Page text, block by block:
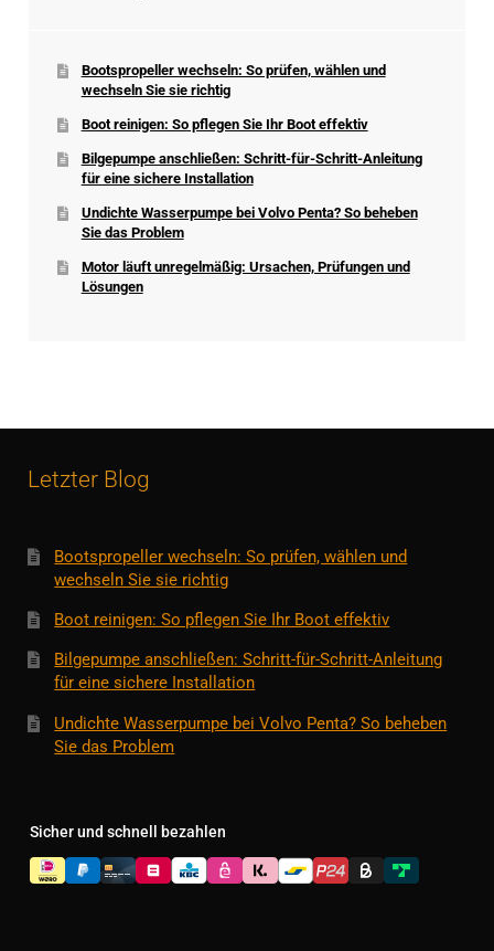
Bootspropeller wechseln: So prüfen, wählen und
wechseln Sie sie richtig
Boot reinigen: So pflegen Sie Ihr Boot effektiv
Bilgepumpe anschließen: Schritt-für-Schritt-Anleitung
für eine sichere Installation
Undichte Wasserpumpe bei Volvo Penta? So beheben
Sie das Problem
Motor läuft unregelmäßig: Ursachen, Prüfungen und
Lösungen
Letzter Blog
Bootspropeller wechseln: So prüfen, wählen und
wechseln Sie sie richtig
Boot reinigen: So pflegen Sie Ihr Boot effektiv
Bilgepumpe anschließen: Schritt-für-Schritt-Anleitung
für eine sichere Installation
Undichte Wasserpumpe bei Volvo Penta? So beheben
Sie das Problem
Sicher und schnell bezahlen